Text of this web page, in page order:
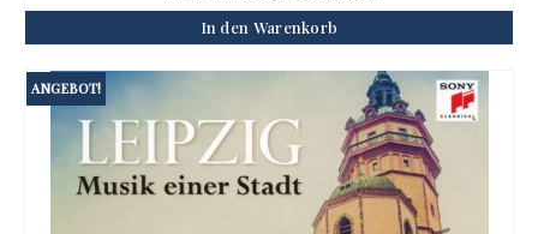
In den Warenkorb
ANGEBOT!